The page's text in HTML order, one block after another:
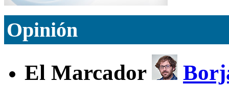
Opinión
El Marcador